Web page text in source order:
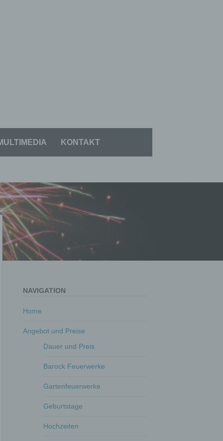
KONTAKT
NAVIGATION
Home
Angebot und Preise
Dauer und Preis
Barock Feuerwerke
Gartenfeuerwerke
Geburtstage
Hochzeiten